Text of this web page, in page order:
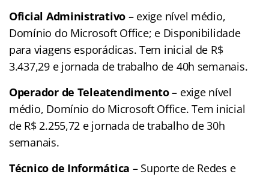
Oficial Administrativo – exige nível médio,
Domínio do Microsoft Office; e Disponibilidade
para viagens esporádicas. Tem inicial de R$
3.437,29 e jornada de trabalho de 40h semanais.
Operador de Teleatendimento– exige nível
médio, Domínio do Microsoft Office. Tem inicial
de R$ 2.255,72 e jornada de trabalho de 30h
semanais.
Técnico de Informática – Suporte de Redes e